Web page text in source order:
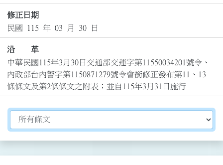
修正日期
民國 115 年 03 月 30 日
沿 革
中華民國115年3月30日交通部交運字第11550034201號令、
內政部台內警字第1150871279號令會銜修正發布第11、13
條條文及第2條條文之附表；並自115年3月31日施行
切換選擇法規資訊內容